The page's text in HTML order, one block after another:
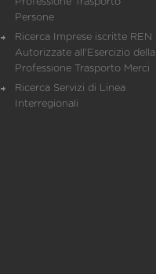
Persone
Ricerca Imprese iscritte REN
Autorizzate all'Esercizio della
Professione Trasporto Merci
Ricerca Servizi di Linea
Interregionali